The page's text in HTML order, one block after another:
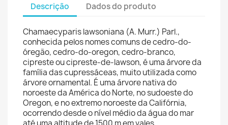
Descrição Dados do produto
Chamaecyparis lawsoniana (A. Murr.) Parl.,
conhecida pelos nomes comuns de cedro-do-
óregão, cedro-do-oregon, cedro-branco,
cipreste ou cipreste-de-lawson, é uma árvore da
família das cupressáceas, muito utilizada como
árvore ornamental. É uma árvore nativa do
noroeste da América do Norte, no sudoeste do
Oregon, e no extremo noroeste da Califórnia,
ocorrendo desde o nível médio da água do mar